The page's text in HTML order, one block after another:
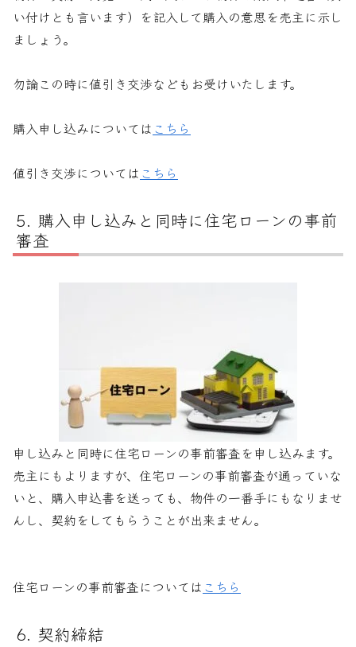
い付けとも言います）を記入して購入の意思を売主に示し
ましょう。
勿論この時に値引き交渉などもお受けいたします。
購入申し込みについては こちら
値引き交渉については こちら
購入申し込みと同時に住宅ローンの事前
審査
申し込みと同時に住宅ローンの事前審査を申し込みます。
売主にもよりますが、住宅ローンの事前審査が通っていな
いと、購入申込書を送っても、物件の一番手にもなりませ
んし、契約をしてもらうことが出来ません。
住宅ローンの事前審査については こちら
契約締結